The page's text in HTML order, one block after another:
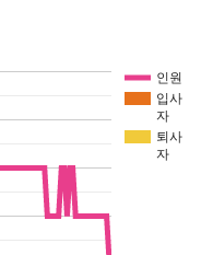
인원
입사
자
퇴사
자